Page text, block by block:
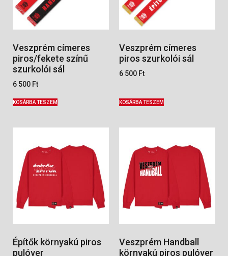
Veszprém címeres
piros/fekete színű
szurkolói sál
6 500 Ft
KOSÁRBA TESZEM
Veszprém címeres
piros szurkolói sál
6 500 Ft
KOSÁRBA TESZEM
Építők környakú piros
pulóver
Veszprém Handball
környakú piros pulóver